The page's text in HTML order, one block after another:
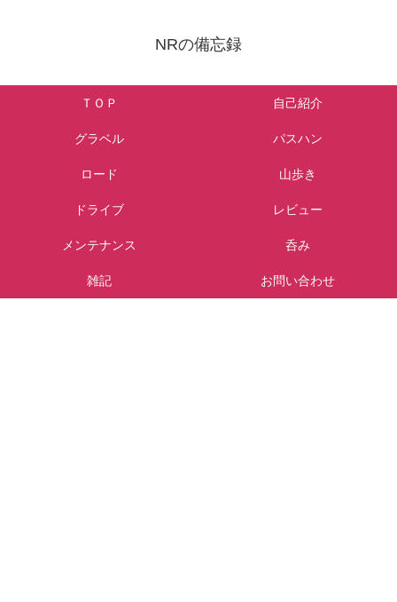
NRの備忘録
ＴＯＰ 自己紹介
グラベル パスハン
ロード 山歩き
ドライブ レビュー
メンテナンス 呑み
雑記 お問い合わせ